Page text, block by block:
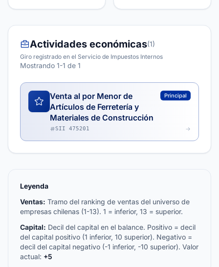
Actividades económicas(1)
Giro registrado en el Servicio de Impuestos Internos
Mostrando 1-1 de 1
Venta al por Menor de
Artículos de Ferretería y
Materiales de Construcción
Principal
SII 475201
Leyenda
Ventas: Tramo del ranking de ventas del universo de
empresas chilenas (1-13). 1 = inferior, 13 = superior.
Capital: Decil del capital en el balance. Positivo = decil
del capital positivo (1 inferior, 10 superior). Negativo =
decil del capital negativo (-1 inferior, -10 superior). Valor
actual: +5